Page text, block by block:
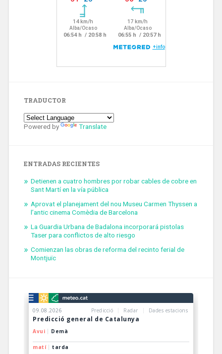
TRADUCTOR
Powered by Translate
ENTRADAS RECIENTES
Detienen a cuatro hombres por robar cables de cobre en
Sant Martí en la vía pública
Aprovat el planejament del nou Museu Carmen Thyssen a
l’antic cinema Comèdia de Barcelona
La Guardia Urbana de Badalona incorporará pistolas
Taser para conflictos de alto riesgo
Comienzan las obras de reforma del recinto ferial de
Montjuïc